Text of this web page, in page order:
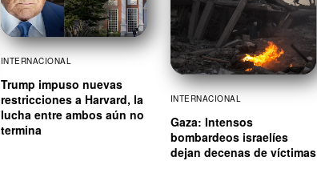
INTERNACIONAL
Trump impuso nuevas
restricciones a Harvard, la
lucha entre ambos aún no
termina
INTERNACIONAL
Gaza: Intensos
bombardeos israelíes
dejan decenas de víctimas